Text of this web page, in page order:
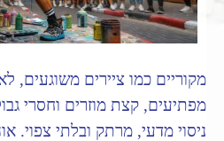
מקוריים כמו ציירים משוגעים,
מפתיעים, קצת מוזרים וחסרי
ניסוי מדעי, מרתק ובלתי צפוי.